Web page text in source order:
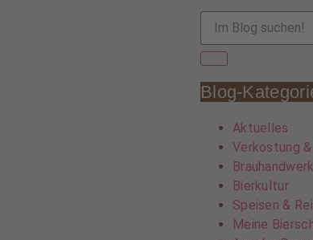
Blog-
Aktuelles
Verkostung
Bierkultur
Speisen &
Meine